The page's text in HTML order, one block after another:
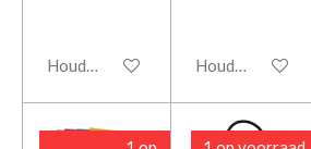
Houd mij op de hoogteHoud mij op de